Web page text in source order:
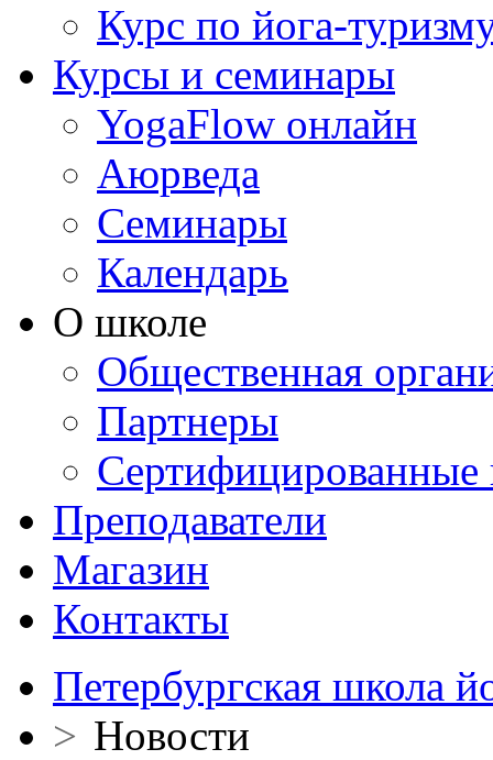
Курс по йога-
Курсы и семинары
YogaFlow онлайн
Аюрведа
Семинары
Календарь
О школе
Общественная
Партнеры
Сертифицированные
Преподаватели
Магазин
Контакты
Петербургская школа
> Новости